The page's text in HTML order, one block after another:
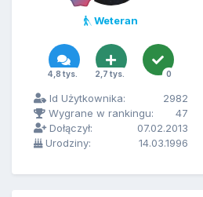
Weteran
4,8 tys. 2,7 tys. 0
Id Użytkownika:
2982
Wygrane w rankingu:
47
Dołączył:
07.02.2013
Urodziny:
14.03.1996